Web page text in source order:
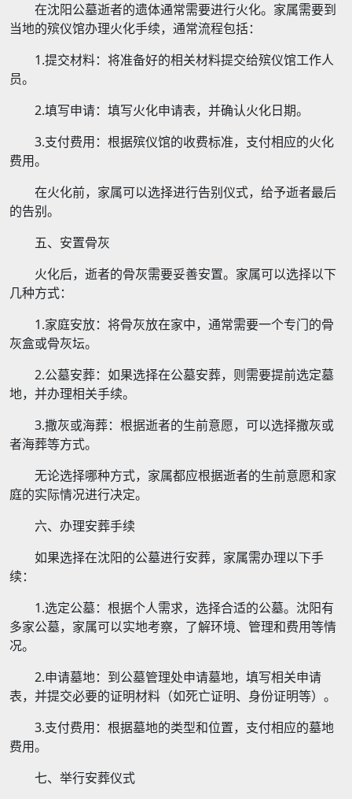
在沈阳公墓逝者的遗体通常需要进行火化。家属需要到
当地的殡仪馆办理火化手续，通常流程包括：
1.提交材料：将准备好的相关材料提交给殡仪馆工作人
员。
2.填写申请：填写火化申请表，并确认火化日期。
3.支付费用：根据殡仪馆的收费标准，支付相应的火化
费用。
在火化前，家属可以选择进行告别仪式，给予逝者最后
的告别。
五、安置骨灰
火化后，逝者的骨灰需要妥善安置。家属可以选择以下
几种方式：
1.家庭安放：将骨灰放在家中，通常需要一个专门的骨
灰盒或骨灰坛。
2.公墓安葬：如果选择在公墓安葬，则需要提前选定墓
地，并办理相关手续。
3.撒灰或海葬：根据逝者的生前意愿，可以选择撒灰或
者海葬等方式。
无论选择哪种方式，家属都应根据逝者的生前意愿和家
庭的实际情况进行决定。
六、办理安葬手续
如果选择在沈阳的公墓进行安葬，家属需办理以下手
续：
1.选定公墓：根据个人需求，选择合适的公墓。沈阳有
多家公墓，家属可以实地考察，了解环境、管理和费用等情
况。
2.申请墓地：到公墓管理处申请墓地，填写相关申请
表，并提交必要的证明材料（如死亡证明、身份证明等）。
3.支付费用：根据墓地的类型和位置，支付相应的墓地
费用。
七、举行安葬仪式